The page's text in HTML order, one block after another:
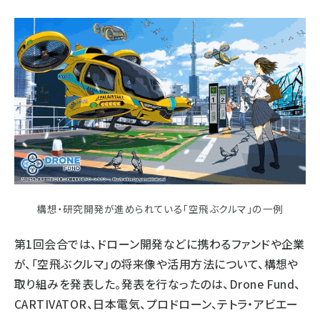
構想・研究開発が進められている「空飛ぶクルマ」の一例
第1回会合では、ドローン開発などに携わるファンドや企業
が、「空飛ぶクルマ」の将来像や活用方法について、構想や
取り組みを発表した。発表を行なったのは、Drone Fund、
CARTIVATOR、日本電気、プロドローン、テトラ・アビエー